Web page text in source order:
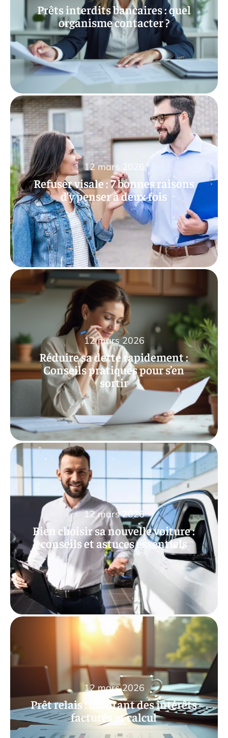
Prêts interdits bancaires : quel
organisme contacter ?
Refuser visale : 7 bonnes raisons
d’y penser à deux fois
12 mars 2026
Réduire sa dette rapidement :
Conseils pratiques pour s’en
sortir
12 mars 2026
Bien choisir sa nouvelle voiture :
conseils et astuces essentiels
12 mars 2026
Prêt relais : montant des intérêts
facturés et calcul
12 mars 2026